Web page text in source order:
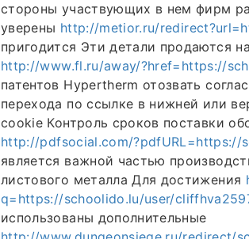
стороны участвующих в нем фирм
уверены http://metior.ru/
пригодится Эти детали продаются
http://www.fl.ru/away/?href=https://
патентов Hypertherm отозвать
перехода по ссылке в нижней или
cookie Контроль сроков поставки
http://pdfsocial.com/
является важной частью
листового металла Для достижения
q=https://schoolido.lu/user/
использованы дополнительные